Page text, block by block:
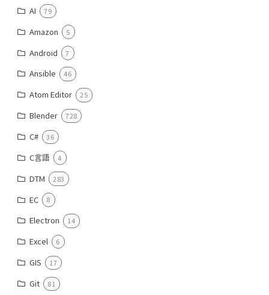
AI 79
Amazon 5
Android 7
Ansible 46
Atom Editor 25
Blender 728
C# 36
C言語 4
DTM 283
EC 8
Electron 14
Excel 6
GIS 17
Git 81